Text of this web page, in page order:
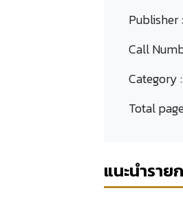
Publisher :
Call
Category :
Total
แนะนำรา